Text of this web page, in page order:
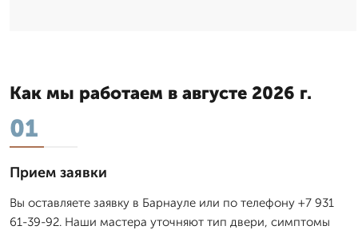
Как мы работаем в августе 2026 г.
01
Прием заявки
Вы оставляете заявку в Барнауле или по телефону +7 931
61-39-92. Наши мастера уточняют тип двери, симптомы